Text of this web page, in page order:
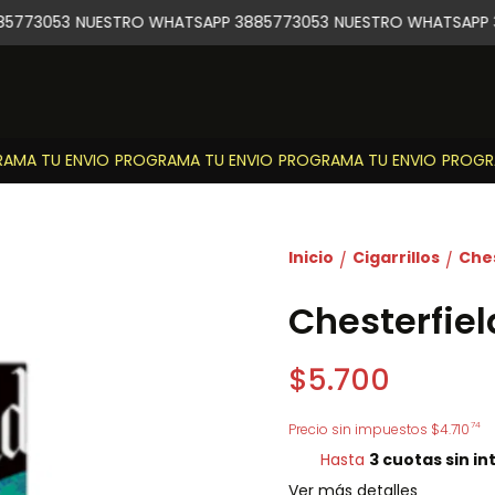
TU ENVIO PROGRAMA TU ENVIO PROGRAMA TU ENVIO
NUESTRO WHATSAPP 3885773053 NUESTRO WHATSAPP
Inicio / Cigarrillos /
$5.700
Precio sin impuestos $4.71074
Hasta 3 cuotas sin
Ver más detalles